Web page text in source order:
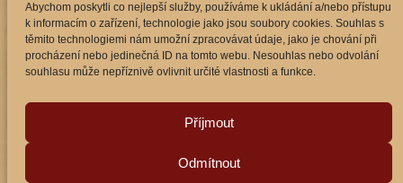
Abychom poskytli co nejlepší služby, používáme k ukládání a/nebo přístupu
k informacím o zařízení, technologie jako jsou soubory cookies. Souhlas s
těmito technologiemi nám umožní zpracovávat údaje, jako je chování při
procházení nebo jedinečná ID na tomto webu. Nesouhlas nebo odvolání
souhlasu může nepříznivě ovlivnit určité vlastnosti a funkce.
Příjmout
Odmítnout
Všeobecné obchodní podmínky
Item added to cart.